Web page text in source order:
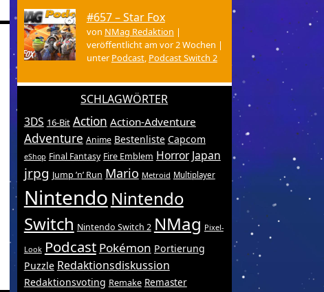
#657 – Star Fox
von NMag Redaktion |
veröffentlicht am vor 2 Wochen |
unter Podcast, Podcast Switch 2
SCHLAGWÖRTER
3DS 16-Bit Action Action-Adventure
Adventure Anime Bestenliste Capcom
eShop Final Fantasy Fire Emblem Horror Japan
jrpg Jump ’n’ Run Mario Metroid Multiplayer
Nintendo Nintendo
Switch Nintendo Switch 2 NMag Pixel-
Look Podcast Pokémon Portierung
Puzzle Redaktionsdiskussion
Redaktionsvoting Remake Remaster